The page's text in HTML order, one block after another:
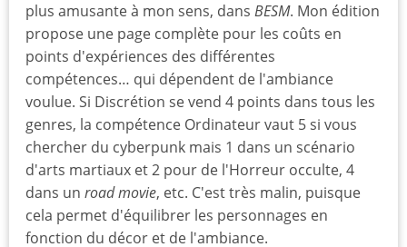
plus amusante à mon sens, dans BESM. Mon édition
propose une page complète pour les coûts en
points d'expériences des différentes
compétences… qui dépendent de l'ambiance
voulue. Si Discrétion se vend 4 points dans tous les
genres, la compétence Ordinateur vaut 5 si vous
chercher du cyberpunk mais 1 dans un scénario
d'arts martiaux et 2 pour de l'Horreur occulte, 4
dans un road movie, etc. C'est très malin, puisque
cela permet d'équilibrer les personnages en
fonction du décor et de l'ambiance.